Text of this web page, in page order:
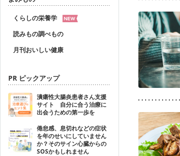
くらしの栄養学
読みもの調べもの
月刊おいしい健康
PR ピックアップ
潰瘍性大腸炎患者さん支援
サイト 自分に合う治療に
出会うための第一歩を
倦怠感、息切れなどの症状
を年のせいにしていません
か？そのサイン心臓からの
SOSかもしれません